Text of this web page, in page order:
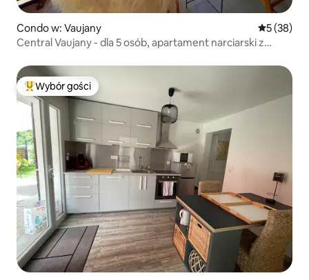
Condo w: Vaujany Średnia
5 (38)
Central Vaujany - dla 5 osób, apartament narciarski z
Najpopularniejsze z kategorii Wybór gości
Wybór gości